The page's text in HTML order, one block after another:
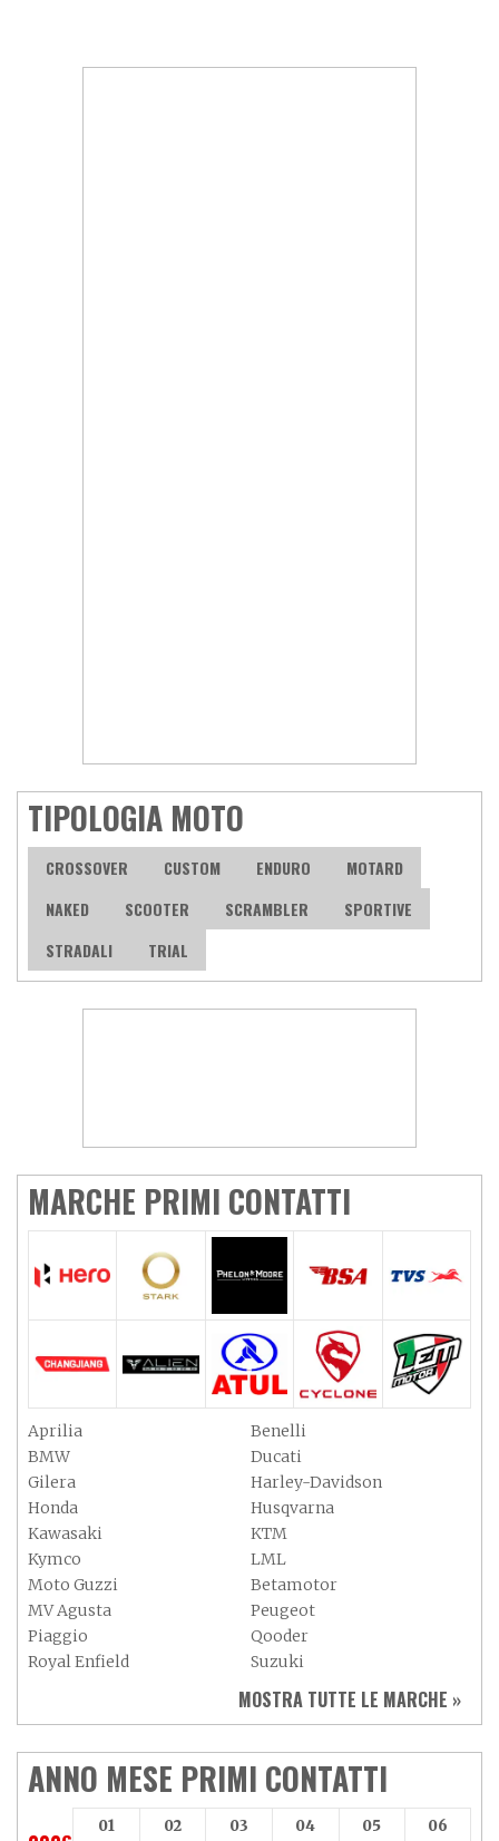
TIPOLOGIA MOTO
CROSSOVER CUSTOM ENDURO
MOTARD
NAKED
SCOOTER SCRAMBLER
SPORTIVE
STRADALI
TRIAL
MARCHE PRIMI CONTATTI
Aprilia
Benelli
BMW
Ducati
Gilera
Harley-Davidson
Honda
Husqvarna
Kawasaki
KTM
Kymco
LML
Moto Guzzi
Betamotor
MV Agusta
Peugeot
Piaggio
Qooder
Royal Enfield
Suzuki
Triumph
Yamaha
Aeon
Aspes
Axy
Baotian
MOSTRA TUTTE LE MARCHE »
ANNO MESE PRIMI CONTATTI
01 02 03 04 05
06